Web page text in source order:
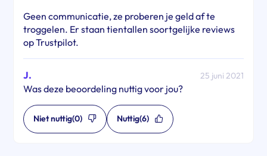
Geen communicatie, ze proberen je geld af te
troggelen. Er staan tientallen soortgelijke reviews
op Trustpilot.
J. 25 juni 2021
Was deze beoordeling nuttig voor jou?
Niet nuttig(0) Nuttig(6)